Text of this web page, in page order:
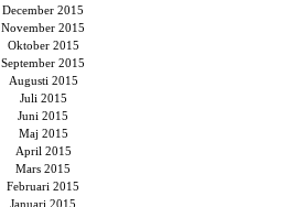
December 2015
November 2015
Oktober 2015
September 2015
Augusti 2015
Juli 2015
Juni 2015
Maj 2015
April 2015
Mars 2015
Februari 2015
Januari 2015